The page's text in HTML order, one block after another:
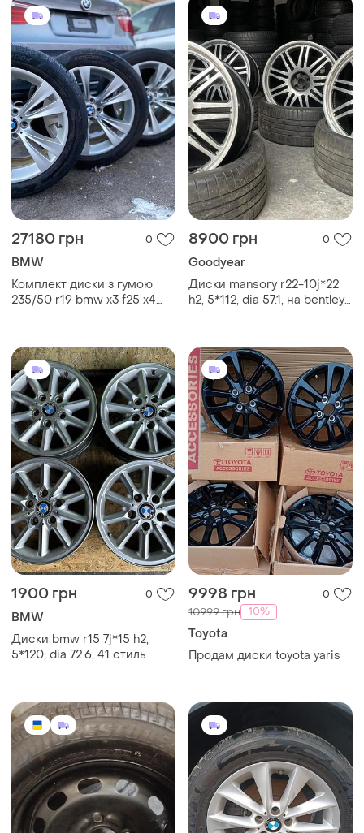
27180 грн 0
BMW
Комплект диски з гумою
235/50 r19 bmw x3 f25 x4
8900 грн 0
Goodyear
Диски mansory r22-10j*22
h2, 5*112, dia 57.1, на bentley
1900 грн 0
BMW
Диски bmw r15 7j*15 h2,
5*120, dia 72.6, 41 стиль
9998 грн 0
10999 грн -10%
Toyota
Продам диски toyota yaris